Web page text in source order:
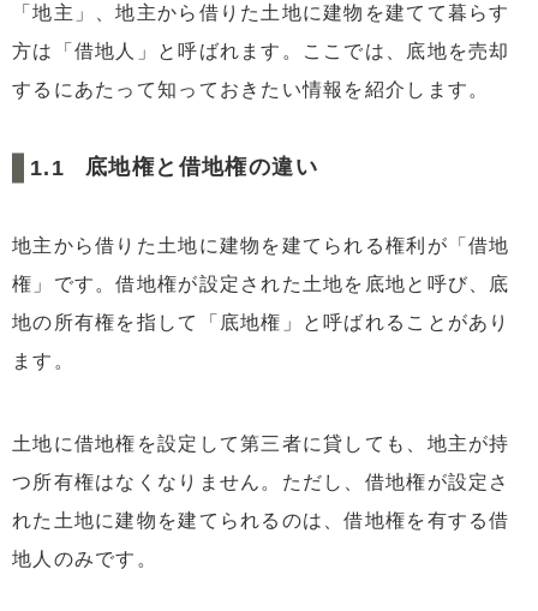
6.1
一般の買い手は見つかりにくい
6.2譲渡時に費用がかかる
6.3共有名義では共有者全員の同意がなければ譲渡で
7まとめ
「地主」、地主から借りた土地に建物を建てて暮らす
方は「借地人」と呼ばれます。ここでは、底地を売却
するにあたって知っておきたい情報を紹介します。
底地権と借地権の違い
地主から借りた土地に建物を建てられる権利が「借地
権」です。借地権が設定された土地を底地と呼び、底
地の所有権を指して「底地権」と呼ばれることがあり
ます。
土地に借地権を設定して第三者に貸しても、地主が持
つ所有権はなくなりません。ただし、借地権が設定さ
れた土地に建物を建てられるのは、借地権を有する借
地人のみです。